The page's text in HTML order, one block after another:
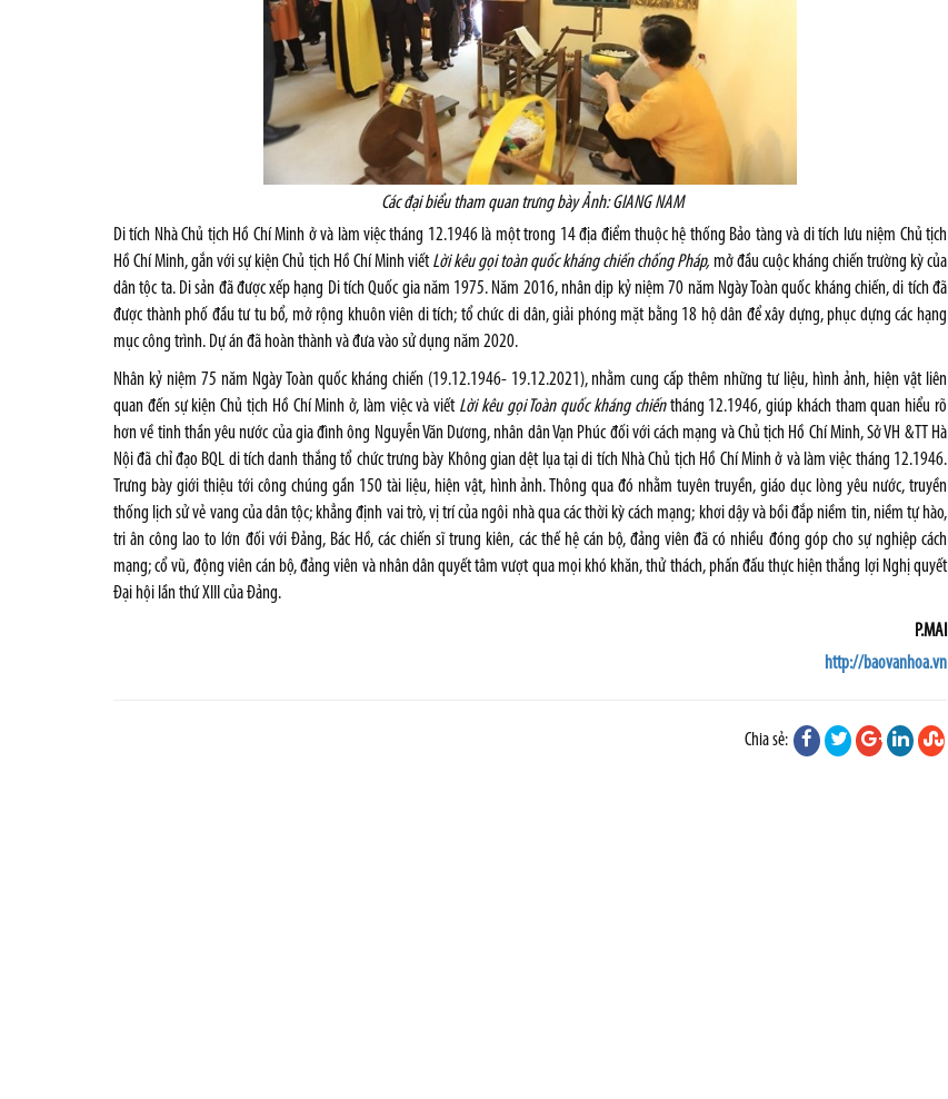
Các đại biểu tham quan trưng bày Ảnh: GIANG NAM
Di tích Nhà Chủ tịch Hồ Chí Minh ở và làm việc tháng 12.1946 là một trong 14 địa điểm thuộc hệ thống Bảo tàng và di tích lưu niệm Chủ tịch
Hồ Chí Minh, gắn với sự kiện Chủ tịch Hồ Chí Minh viếtLời kêu gọi toàn quốc kháng chiến chống Pháp, mở đầu cuộc kháng chiến trường kỳ của
dân tộc ta. Di sản đã được xếp hạng Di tích Quốc gia năm 1975. Năm 2016, nhân dịp kỷ niệm 70 năm Ngày Toàn quốc kháng chiến, di tích đã
được thành phố đầu tư tu bổ, mở rộng khuôn viên di tích; tổ chức di dân, giải phóng mặt bằng 18 hộ dân để xây dựng, phục dựng các hạng
mục công trình. Dự án đã hoàn thành và đưa vào sử dụng năm 2020.
Nhân kỷ niệm 75 năm Ngày Toàn quốc kháng chiến (19.12.1946- 19.12.2021), nhằm cung cấp thêm những tư liệu, hình ảnh, hiện vật liên
quan đến sự kiện Chủ tịch Hồ Chí Minh ở, làm việc và viết Lời kêu gọi Toàn quốc kháng chiếntháng 12.1946, giúp khách tham quan hiểu rõ
hơn về tinh thần yêu nước của gia đình ông Nguyễn Văn Dương, nhân dân Vạn Phúc đối với cách mạng và Chủ tịch Hồ Chí Minh, Sở VH &TT Hà
Nội đã chỉ đạo BQL di tích danh thắng tổ chức trưng bày Không gian dệt lụa tại di tích Nhà Chủ tịch Hồ Chí Minh ở và làm việc tháng 12.1946.
Trưng bày giới thiệu tới công chúng gần 150 tài liệu, hiện vật, hình ảnh. Thông qua đó nhằm tuyên truyền, giáo dục lòng yêu nước, truyền
thống lịch sử vẻ vang của dân tộc; khẳng định vai trò, vị trí của ngôi nhà qua các thời kỳ cách mạng; khơi dậy và bồi đắp niềm tin, niềm tự hào,
tri ân công lao to lớn đối với Đảng, Bác Hồ, các chiến sĩ trung kiên, các thế hệ cán bộ, đảng viên đã có nhiều đóng góp cho sự nghiệp cách
mạng; cổ vũ, động viên cán bộ, đảng viên và nhân dân quyết tâm vượt qua mọi khó khăn, thử thách, phấn đấu thực hiện thắng lợi Nghị quyết
Đại hội lần thứ XIII của Đảng.
P.MAI
http://baovanhoa.vn
Chia sẻ: